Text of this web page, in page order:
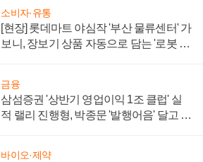
소비자·유통
[현장] 롯데마트 야심작 '부산 물류센터' 가
보니, 장보기 상품 자동으로 담는 '로봇 40
금융
삼섬증권 '상반기 영업이익 1조 클럽' 실
적 랠리 진행형, 박종문 '발행어음' 달고 연
바이오·제약